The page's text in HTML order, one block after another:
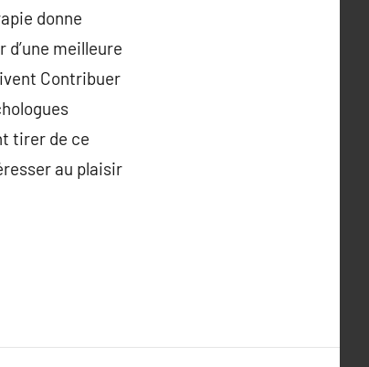
donne
meilleure
Contribuer
tirer de ce
au plaisir